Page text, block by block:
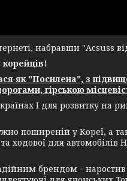
набравши "Acsuss
корейців!
як "Посилена", з
гірською
І для розвитку на
поширеній у Кореї, а
ходової для
брендом - наростив